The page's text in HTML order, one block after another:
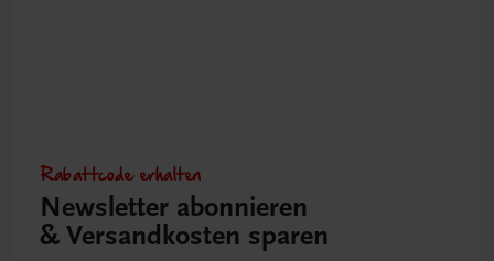
Rabattcode erhalten
Newsletter abonnieren
& Versandkosten sparen